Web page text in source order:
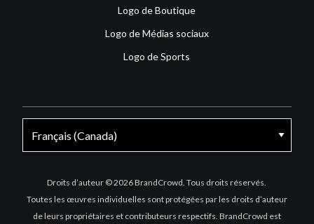
Logo de Boutique
Logo de Médias sociaux
Logo de Sports
Droits d’auteur © 2026 BrandCrowd. Tous droits réservés.
Toutes les œuvres individuelles sont protégées par les droits d’auteur
de leurs propriétaires et contributeurs respectifs. BrandCrowd est